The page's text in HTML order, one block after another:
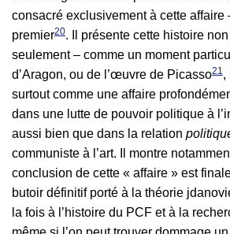
consacré exclusivement à cette affaire
premier20. Il présente cette histoire
seulement – comme un moment
d’Aragon, ou de l’œuvre de Picasso21 ,
surtout comme une affaire
dans une lutte de pouvoir politique à
aussi bien que dans la relation
communiste à l’art. Il montre
conclusion de cette « affaire » est
butoir définitif porté à la théorie
la fois à l’histoire du PCF et à la